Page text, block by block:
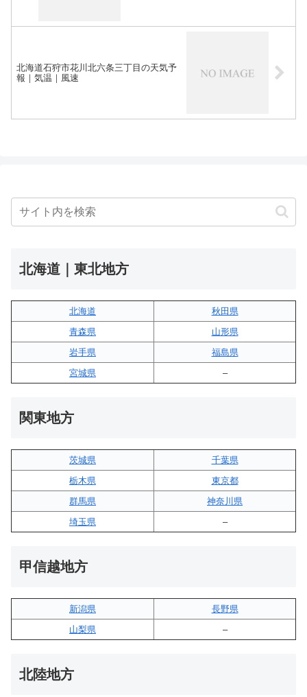
北海道石狩市花川北六条三丁目の天気予
報｜気温｜風速
北海道｜東北地方
北海道
秋田県
青森県
山形県
岩手県
福島県
宮城県
–
関東地方
茨城県
千葉県
栃木県
東京都
群馬県
神奈川県
埼玉県
–
甲信越地方
新潟県
長野県
山梨県
–
北陸地方